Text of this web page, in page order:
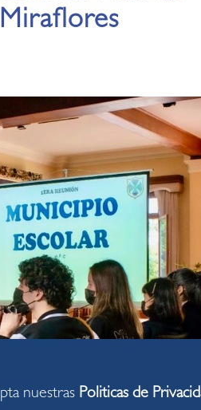
nuestras Politicas de